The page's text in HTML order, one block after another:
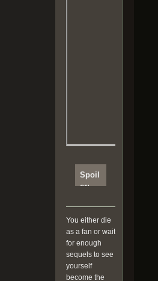
Spoil
er:
r pour
lire
Kamo
ulox
You either die
as a fan or wait
for enough
sequels to see
yourself
become the